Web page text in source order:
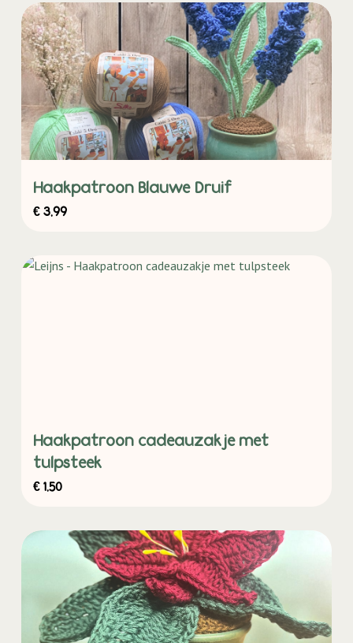
Haakpatroon Blauwe Druif
€3,99
Haakpatroon cadeauzakje met
tulpsteek
€1,50